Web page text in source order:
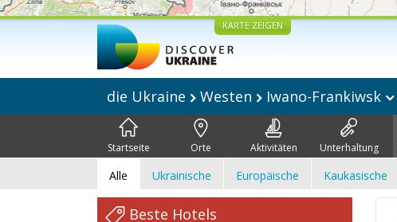
KARTE ZEIGEN
die Ukraine Westen Iwano-Frankiwsk
Startseite Orte Aktivitäten Unterhaltung
Alle Ukrainische Europäische Kaukasische
Beste Hotels